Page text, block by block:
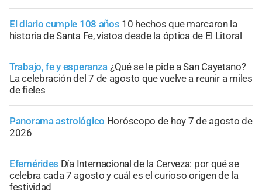
El diario cumple 108 años 10 hechos que marcaron la
historia de Santa Fe, vistos desde la óptica de El Litoral
Trabajo, fe y esperanza ¿Qué se le pide a San Cayetano?
La celebración del 7 de agosto que vuelve a reunir a miles
de fieles
Panorama astrológico Horóscopo de hoy 7 de agosto de
2026
Efemérides Día Internacional de la Cerveza: por qué se
celebra cada 7 agosto y cuál es el curioso origen de la
festividad